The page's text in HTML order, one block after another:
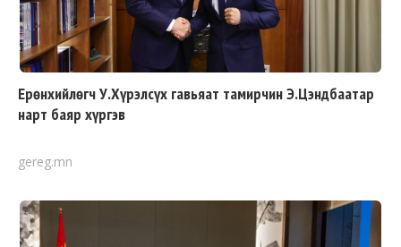
Ерөнхийлөгч У.Хүрэлсүх гавьяат тамирчин Э.Цэндбаатар
нарт баяр хүргэв
gereg.mn